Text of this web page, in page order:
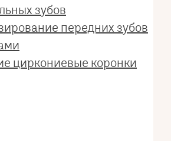
зубов
передних зубов
циркониевые коронки